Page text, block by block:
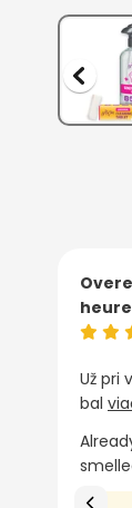
Už pri
bal